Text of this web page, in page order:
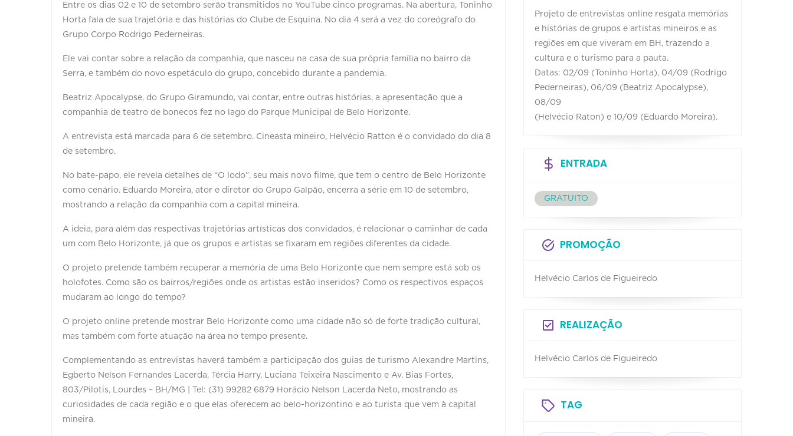
Entre os dias 02 e 10 de setembro serão transmitidos no YouTube cinco programas. Na abertura, Toninho
Horta fala de sua trajetória e das histórias do Clube de Esquina. No dia 4 será a vez do coreógrafo do
Grupo Corpo Rodrigo Pederneiras.
Ele vai contar sobre a relação da companhia, que nasceu na casa de sua própria família no bairro da
Serra, e também do novo espetáculo do grupo, concebido durante a pandemia.
Beatriz Apocalypse, do Grupo Giramundo, vai contar, entre outras histórias, a apresentação que a
companhia de teatro de bonecos fez no lago do Parque Municipal de Belo Horizonte.
A entrevista está marcada para 6 de setembro. Cineasta mineiro, Helvécio Ratton é o convidado do dia 8
de setembro.
No bate-papo, ele revela detalhes de “O lodo”, seu mais novo filme, que tem o centro de Belo Horizonte
como cenário. Eduardo Moreira, ator e diretor do Grupo Galpão, encerra a série em 10 de setembro,
mostrando a relação da companhia com a capital mineira.
A ideia, para além das respectivas trajetórias artísticas dos convidados, é relacionar o caminhar de cada
um com Belo Horizonte, já que os grupos e artistas se fixaram em regiões diferentes da cidade.
O projeto pretende também recuperar a memória de uma Belo Horizonte que nem sempre está sob os
holofotes. Como são os bairros/regiões onde os artistas estão inseridos? Como os respectivos espaços
mudaram ao longo do tempo?
O projeto online pretende mostrar Belo Horizonte como uma cidade não só de forte tradição cultural,
mas também com forte atuação na área no tempo presente.
Complementando as entrevistas haverá também a participação dos guias de turismo Alexandre Martins,
Egberto Nelson Fernandes Lacerda, Tércia Harry, Luciana Teixeira Nascimento e Av. Bias Fortes,
803/Pilotis, Lourdes – BH/MG | Tel: (31) 99282 6879 Horácio Nelson Lacerda Neto, mostrando as
curiosidades de cada região e o que elas oferecem ao belo-horizontino e ao turista que vem à capital
mineira.
Projeto de entrevistas online resgata memórias
e histórias de grupos e artistas mineiros e as
regiões em que viveram em BH, trazendo a
cultura e o turismo para a pauta.
Datas: 02/09 (Toninho Horta), 04/09 (Rodrigo
Pederneiras), 06/09 (Beatriz Apocalypse),
08/09
(Helvécio Raton) e 10/09 (Eduardo Moreira).
ENTRADA
GRATUITO
PROMOÇÃO
Helvécio Carlos de Figueiredo
REALIZAÇÃO
Helvécio Carlos de Figueiredo
TAG